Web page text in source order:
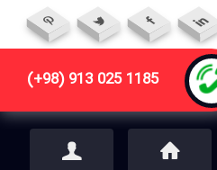
(+98) 913 025 1185

